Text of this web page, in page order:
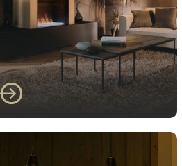
Faber
Faber E-matrix 800/500
I